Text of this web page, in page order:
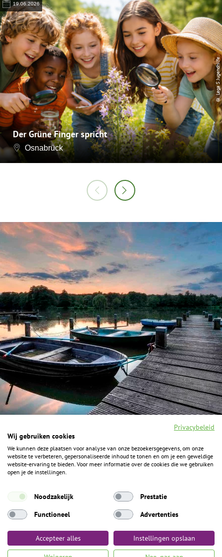
19.06.2026
Der Grüne Finger spricht
Osnabrück
© Lega S Jugendhilfe
F
a
c
o
o
I
n
s
g
a
Y
o
u
b
P
i
n
ALGEMENE INFORMATIE
Het Geheim over de grens zijn de Duitse vakantieregio’s
Algemene voorwaarden Privacybeleid Toegankelijkheid
Privacybeleid
Wij gebruiken cookies
We kunnen deze plaatsen voor analyse van onze bezoekersgegevens, om onze
website te verbeteren, gepersonaliseerde inhoud te tonen en om je een geweldige
website-ervaring te bieden. Voor meer informatie over de cookies die we gebruiken
open je de instellingen.
Noodzakelijk
Prestatie
Functioneel
Advertenties
Accepteer alles Instellingen opslaan